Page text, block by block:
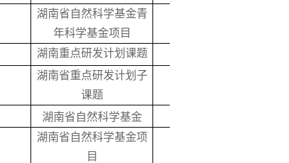
湖南省自然科学基金青
年科学基金项目
湖南重点研发计划课题
湖南省重点研发计划子
课题
湖南省自然科学基金
湖南省自然科学基金项
目